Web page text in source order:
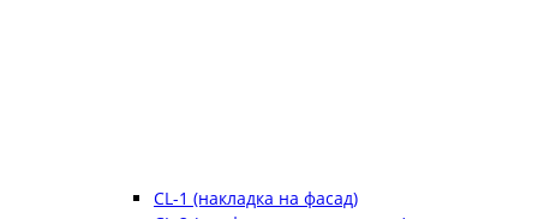
CL-1 (накладка на фасад)